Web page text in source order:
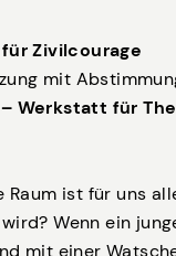
Zivilcourage
mit
Werkstatt für
Raum ist für uns
Wenn ein